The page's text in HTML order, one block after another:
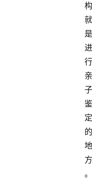
构
就
是
进
行
亲
子
鉴
定
的
地
方
。